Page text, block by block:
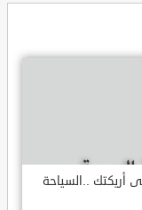
..السياحة